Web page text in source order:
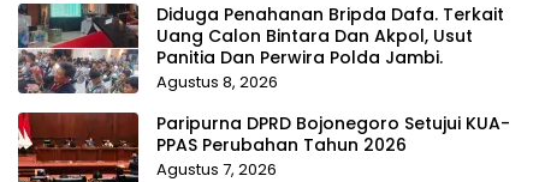
Diduga Penahanan Bripda Dafa. Terkait
Uang Calon Bintara Dan Akpol, Usut
Panitia Dan Perwira Polda Jambi.
Agustus 8, 2026
Paripurna DPRD Bojonegoro Setujui KUA-
PPAS Perubahan Tahun 2026
Agustus 7, 2026